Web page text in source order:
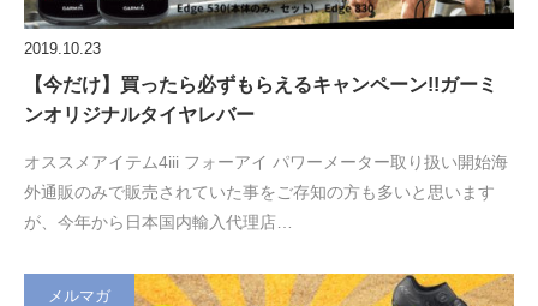
2019.10.23
【今だけ】買ったら必ずもらえるキャンペーン!!ガーミ
ンオリジナルタイヤレバー
オススメアイテム4iii フォーアイ パワーメーター取り扱い開始海
外通販のみで販売されていた事をご存知の方も多いと思います
が、今年から日本国内輸入代理店…
メルマガ